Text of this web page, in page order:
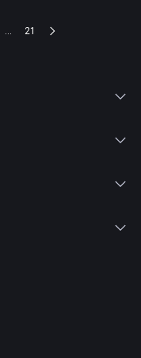
... 21